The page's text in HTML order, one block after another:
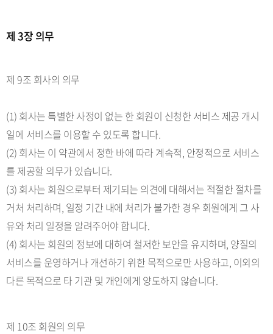
제 3장 의무
제 9조 회사의 의무
(1) 회사는 특별한 사정이 없는 한 회원이 신청한 서비스 제공 개시
일에 서비스를 이용할 수 있도록 합니다.
(2) 회사는 이 약관에서 정한 바에 따라 계속적, 안정적으로 서비스
를 제공할 의무가 있습니다.
(3) 회사는 회원으로부터 제기되는 의견에 대해서는 적절한 절차를
거처 처리하며, 일정 기간 내에 처리가 불가한 경우 회원에게 그 사
유와 처리 일정을 알려주어야 합니다.
(4) 회사는 회원의 정보에 대하여 철저한 보안을 유지하며, 양질의
서비스를 운영하거나 개선하기 위한 목적으로만 사용하고, 이외의
다른 목적으로 타 기관 및 개인에게 양도하지 않습니다.
제 10조 회원의 의무